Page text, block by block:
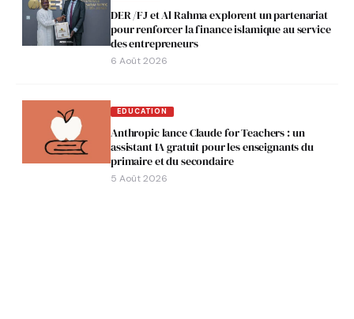
DER /FJ et Al Rahma explorent un partenariat
pour renforcer la finance islamique au service
des entrepreneurs
6 Août 2026
EDUCATION
Anthropic lance Claude for Teachers : un
assistant IA gratuit pour les enseignants du
primaire et du secondaire
5 Août 2026